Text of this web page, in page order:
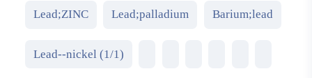
Lead;ZINC Lead;palladium Barium;lead
Lead--nickel (1/1)